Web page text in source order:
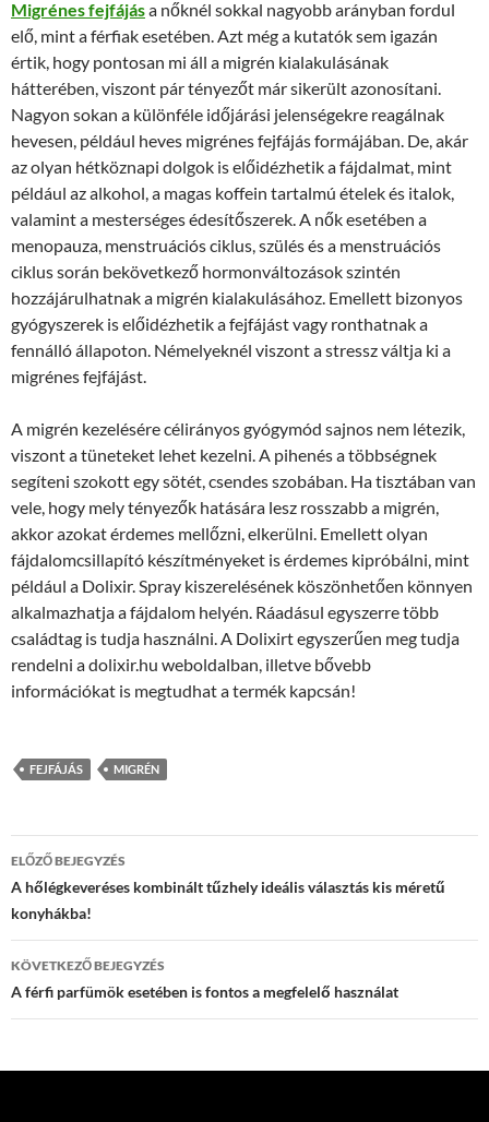
Migrénes fejfájása nőknél sokkal nagyobb arányban fordul
elő, mint a férfiak esetében. Azt még a kutatók sem igazán
értik, hogy pontosan mi áll a migrén kialakulásának
hátterében, viszont pár tényezőt már sikerült azonosítani.
Nagyon sokan a különféle időjárási jelenségekre reagálnak
hevesen, például heves migrénes fejfájás formájában. De, akár
az olyan hétköznapi dolgok is előidézhetik a fájdalmat, mint
például az alkohol, a magas koffein tartalmú ételek és italok,
valamint a mesterséges édesítőszerek. A nők esetében a
menopauza, menstruációs ciklus, szülés és a menstruációs
ciklus során bekövetkező hormonváltozások szintén
hozzájárulhatnak a migrén kialakulásához. Emellett bizonyos
gyógyszerek is előidézhetik a fejfájást vagy ronthatnak a
fennálló állapoton. Némelyeknél viszont a stressz váltja ki a
migrénes fejfájást.
A migrén kezelésére célirányos gyógymód sajnos nem létezik,
viszont a tüneteket lehet kezelni. A pihenés a többségnek
segíteni szokott egy sötét, csendes szobában. Ha tisztában van
vele, hogy mely tényezők hatására lesz rosszabb a migrén,
akkor azokat érdemes mellőzni, elkerülni. Emellett olyan
fájdalomcsillapító készítményeket is érdemes kipróbálni, mint
például a Dolixir. Spray kiszerelésének köszönhetően könnyen
alkalmazhatja a fájdalom helyén. Ráadásul egyszerre több
családtag is tudja használni. A Dolixirt egyszerűen meg tudja
rendelni a dolixir.hu weboldalban, illetve bővebb
információkat is megtudhat a termék kapcsán!
FEJFÁJÁS MIGRÉN
Bejegyzés
navigáció
ELŐZŐ BEJEGYZÉS
A hőlégkeveréses kombinált tűzhely ideális választás kis méretű
konyhákba!
KÖVETKEZŐ BEJEGYZÉS
A férfi parfümök esetében is fontos a megfelelő használat